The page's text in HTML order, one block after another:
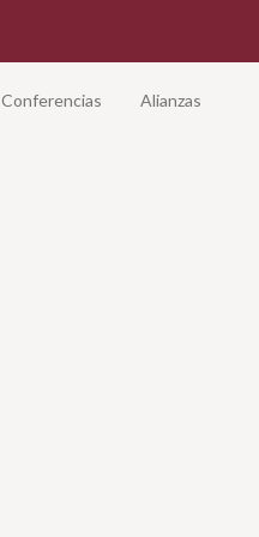
Conferencias Alianzas